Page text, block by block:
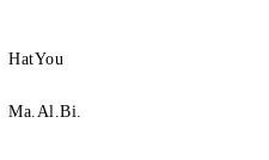
HatYou
Ma.Al.Bi.